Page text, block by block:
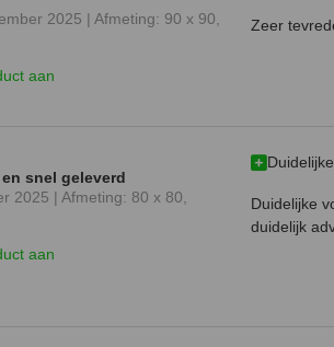
2025 | Afmeting: 90 x 90,
aan
Zeer
snel geleverd
2025 | Afmeting: 80 x 80,
aan
Duidelijke
duidelijk